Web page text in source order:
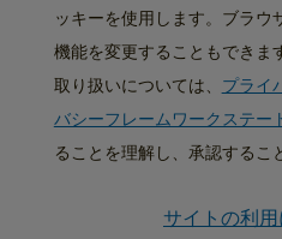
ッキーを使用します。ブラ
機能を変更することもできま
取り扱いについては、 プライ
バシーフレームワークステー
ることを理解し、承認するこ
サイトの利